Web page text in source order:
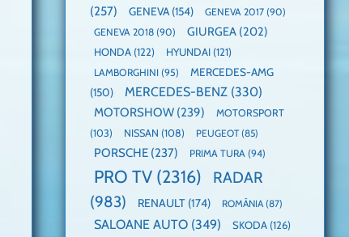
(257)
GENEVA(154) GENEVA 2017 (90)
GENEVA 2018 (90) GIURGEA (202)
HONDA (122) HYUNDAI (121)
LAMBORGHINI (95)
MERCEDES-AMG
(150)
MERCEDES-BENZ (330)
MOTORSHOW (239)
MOTORSPORT
(103)
NISSAN (108) PEUGEOT(85)
PORSCHE (237) PRIMA TURA (94)
PRO TV (2316)
RADAR
(983)
RENAULT (174) ROMÂNIA(87)
SALOANE AUTO (349) SKODA (126)